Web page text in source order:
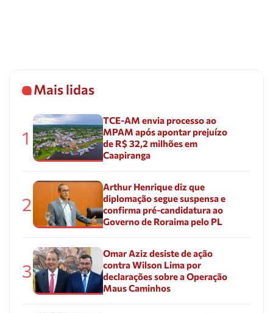
Mais lidas
1
TCE-AM envia processo ao
MPAM após apontar prejuízo
de R$ 32,2 milhões em
Caapiranga
2
Arthur Henrique diz que
diplomação segue suspensa e
confirma pré-candidatura ao
Governo de Roraima pelo PL
3
Omar Aziz desiste de ação
contra Wilson Lima por
declarações sobre a Operação
Maus Caminhos